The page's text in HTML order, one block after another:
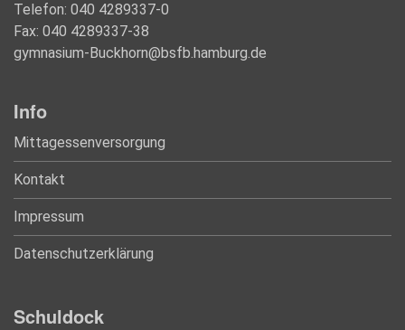
Telefon: 040 4289337-0
Fax: 040 4289337-38
gymnasium-Buckhorn@bsfb.hamburg.de
Info
Mittagessenversorgung
Kontakt
Impressum
Datenschutzerklärung
Schuldock